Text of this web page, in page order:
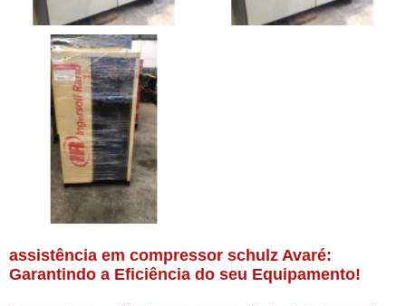
assistência em compressor schulz Avaré:
Garantindo a Eficiência do seu Equipamento!